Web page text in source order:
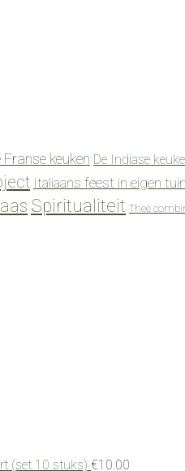
Franse keuken De Indiase
Italiaans feest in eigen tuin
Spiritualiteit Thee
(set 10 stuks) €10.00